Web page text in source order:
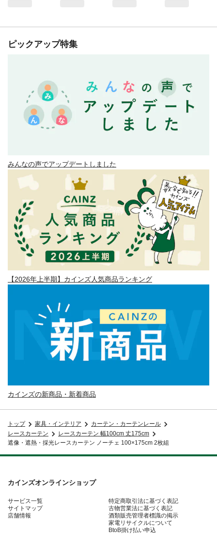
ピックアップ特集
みんなの声でアップデートしました
【2026年上半期】カインズ人気商品ランキング
カインズの新商品・新着商品
トップ 家具・インテリア
カーテン・カーテンレール
レースカーテン
レースカーテン 幅100cm 丈175cm
遮像・遮熱・採光レースカーテン ノーチェ 100×175cm 2枚組
カインズオンラインショップ
サービス一覧
サイトマップ
店舗情報
特定商取引法に基づく表記
古物営業法に基づく表記
酒類販売管理者標識の掲示
家電リサイクルについて
BtoB掛け払い申込